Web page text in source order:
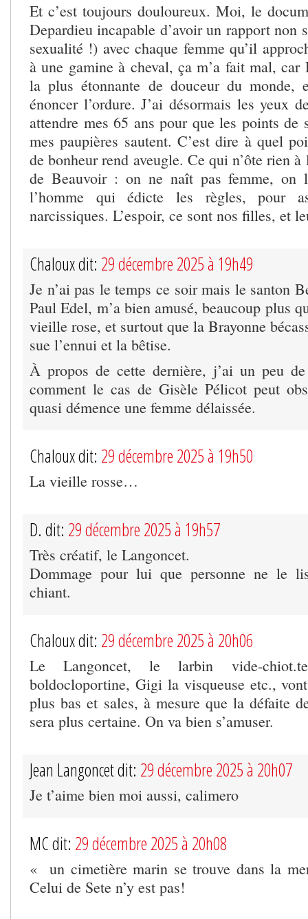
Et c’est toujours douloureux. Moi, le
Depardieu incapable d’avoir un rapport non
sexualité !) avec chaque femme qu’il
à une gamine à cheval, ça m’a fait mal,
la plus étonnante de douceur du monde,
énoncer l’ordure. J’ai désormais les yeux
attendre mes 65 ans pour que les points de
mes paupières sautent. C’est dire à quel
de bonheur rend aveugle. Ce qui n’ôte rien à
de Beauvoir : on ne naît pas femme, on
l’homme qui édicte les règles, pour
narcissiques. L’espoir, ce sont nos filles, et
Chaloux dit: 29 décembre 2025 à 19h49
Je n’ai pas le temps ce soir mais le santon
Paul Edel, m’a bien amusé, beaucoup plus
vieille rose, et surtout que la Brayonne
sue l’ennui et la bêtise.
À propos de cette dernière, j’ai un peu
comment le cas de Gisèle Pélicot peut
quasi démence une femme délaissée.
Chaloux dit: 29 décembre 2025 à 19h50
La vieille rosse…
D. dit: 29 décembre 2025 à 19h57
Très créatif, le Langoncet.
Dommage pour lui que personne ne le
chiant.
Chaloux dit: 29 décembre 2025 à 20h06
Le Langoncet, le larbin vide-
boldocloportine, Gigi la visqueuse etc.,
plus bas et sales, à mesure que la défaite
sera plus certaine. On va bien s’amuser.
Jean Langoncet dit: 29 décembre 2025 à 20h07
Je t’aime bien moi aussi, calimero
MC dit: 29 décembre 2025 à 20h08
« un cimetière marin se trouve dans la
Celui de Sete n’y est pas!